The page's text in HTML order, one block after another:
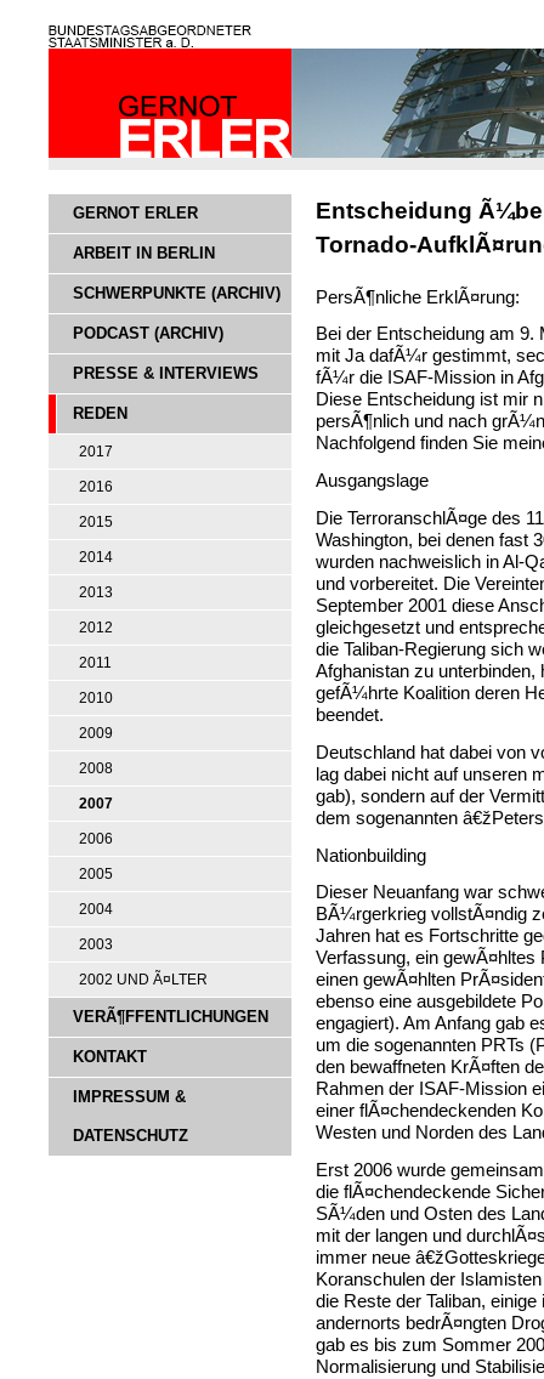
GERNOT ERLER
ARBEIT IN BERLIN
SCHWERPUNKTE (ARCHIV)
PODCAST (ARCHIV)
PRESSE & INTERVIEWS
REDEN
2017
2016
2015
2014
2013
2012
2011
2010
2009
2008
2007
2006
2005
2004
2003
2002 UND Ã¤LTER
VERÃ¶FFENTLICHUNGEN
KONTAKT
IMPRESSUM &
DATENSCHUTZ
Entscheidung
Tornado-
PersÃ¶nliche ErklÃ¤rung:
Bei der Entscheidung am
mit Ja dafÃ¼r gestimmt,
fÃ¼r die ISAF-Mission in
Diese Entscheidung ist mir
persÃ¶nlich und nach
Nachfolgend finden Sie
Ausgangslage
Die TerroranschlÃ¤ge des
Washington, bei denen fast
wurden nachweislich in Al-
und vorbereitet. Die
September 2001 diese
gleichgesetzt und
die Taliban-Regierung sich
Afghanistan zu unterbinden,
gefÃ¼hrte Koalition deren
beendet.
Deutschland hat dabei von
lag dabei nicht auf unseren
gab), sondern auf der
dem sogenannten
Nationbuilding
Dieser Neuanfang war
BÃ¼rgerkrieg vollstÃ¤ndig
Jahren hat es Fortschritte
Verfassung, ein gewÃ¤hltes
einen gewÃ¤hlten
ebenso eine ausgebildete
engagiert). Am Anfang gab
um die sogenannten PRTs
den bewaffneten KrÃ¤ften
Rahmen der ISAF-Mission
einer flÃ¤chendeckenden
Westen und Norden des
Erst 2006 wurde
die flÃ¤chendeckende
SÃ¼den und Osten des
mit der langen und
immer neue
Koranschulen der
die Reste der Taliban,
andernorts bedrÃ¤ngten
gab es bis zum Sommer
Normalisierung und